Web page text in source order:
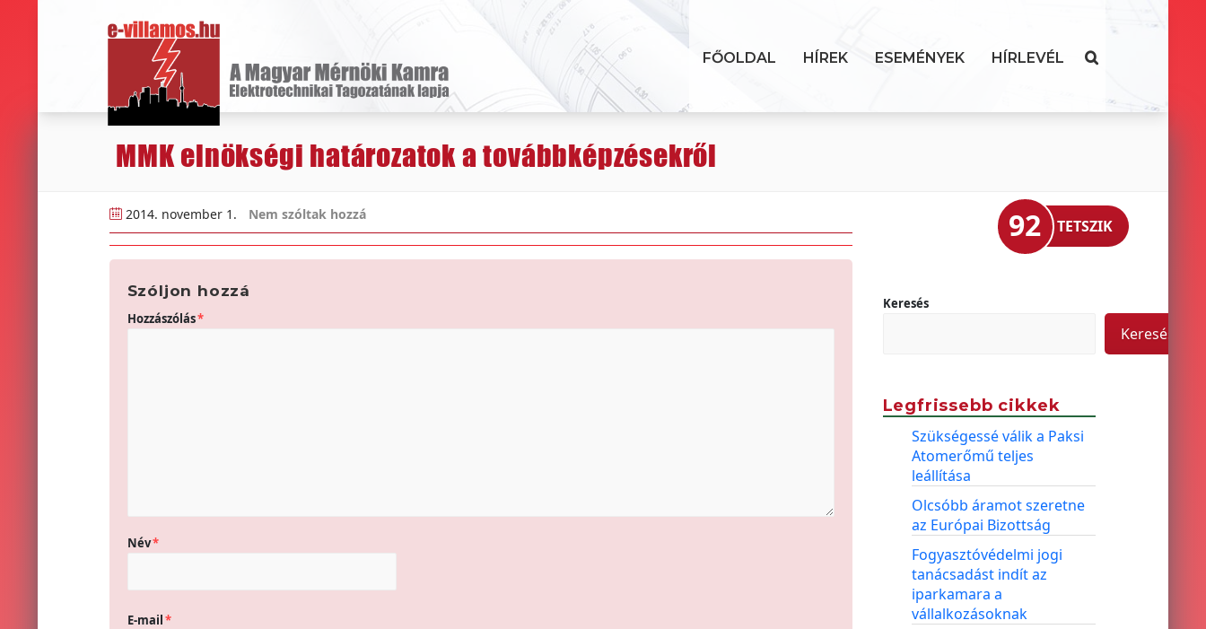
FŐOLDAL HÍREK ESEMÉNYEK HÍRLEVÉL
MMK elnökségi határozatok a továbbképzésekről
2014. november 1. Nem szóltak hozzá
Szóljon hozzá
Hozzászólás*
Név*
E-mail*
92 TETSZIK
Keresés
Keresés
Legfrissebb cikkek
Szükségessé válik a Paksi
Atomerőmű teljes
leállítása
Olcsóbb áramot szeretne
az Európai Bizottság
Fogyasztóvédelmi jogi
tanácsadást indít az
iparkamara a
vállalkozásoknak